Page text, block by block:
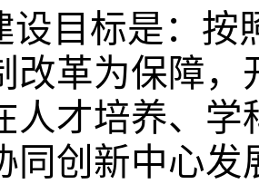
设目标是：按
改革为保障
人才培养、
同创新中心